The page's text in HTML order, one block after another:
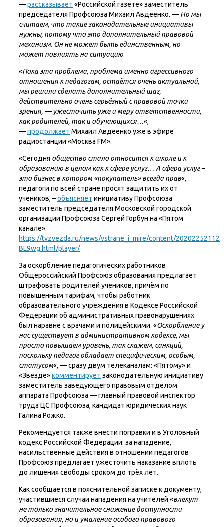
—рассказывает «Российской газете» заместитель
председателя Профсоюза Михаил Авдеенко. — Но мы
считаем, что такие законодательные инициативы
нужны, потому что это дополнительный правовой
механизм. Он не может быть единственным, но
может повлиять на ситуацию.
«Пока эта проблема, проблема именно агрессивного
отношения к педагогам, остаётся очень актуальной,
мы решили сделать дополнительный шаг,
действительно очень серьёзный с правовой точки
зрения, — ужесточить уже и меру ответственности,
как родителей, так и обучающихся…«,
—продолжает Михаил Авдеенко уже в эфире
радиостанции «Москва FM».
«Сегодня общество стало относится к школе и к
образованию в целом как к сфере услуг… А сфера услуг –
это бизнес в котором «покупатель» всегда прав«,
педагоги по всей стране просят защитить их от
учеников, –объясняет инициативу Профсоюза
заместитель председателя Московской городской
организации Профсоюза Сергей Горбун на «Пятом
канале».
https://tvzvezda.ru/news/vstrane_i_mire/content/20202252112-
BL9wg.html/player/
За оскорбление педагогических работников
Общероссийский Профсоюз образования предлагает
штрафовать родителей учеников, причём по
повышенным тарифам, чтобы работник
образовательного учреждения в Кодексе Российской
Федерации об административных правонарушениях
был наравне с врачами и полицейскими. «Оскорбление у
нас существует в административном кодексе, мы
просто повышаем уровень, так скажем, санкций,
поскольку педагог обладает специфическим, особым,
статусом«, — сразу двум телеканалам: «Пятому» и
«Звезде»комментирует законодательную инициативу
заместитель заведующего правовым отделом
аппарата Профсоюза — главный правовой инспектор
труда ЦС Профсоюза, кандидат юридических наук
Галина Рожко.
Рекомендуется также внести поправки и в Уголовный
кодекс Российской Федерации: за нападение,
насильственные действия в отношении педагогов
Профсоюз предлагает ужесточить наказание вплоть
до лишения свободы сроком до трёх лет.
Как сообщается в пояснительной записке к документу,
участившиеся случаи нападения на учителей «влекут
не только значительное снижение доступности
образования, но и умаление особого правового